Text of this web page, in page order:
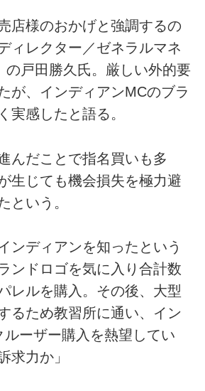
店様のおかげと強調するの
ィレクター／ゼネラルマネ
の戸田勝久氏。厳しい外的要
が、インディアンMCのブラ
実感したと語る。
んだことで指名買いも多
生じても機会損失を極力避
という。
ンディアンを知ったという
ンドロゴを気に入り合計数
レルを購入。その後、大型
るため教習所に通い、イン
ルーザー購入を熱望してい
求力か」